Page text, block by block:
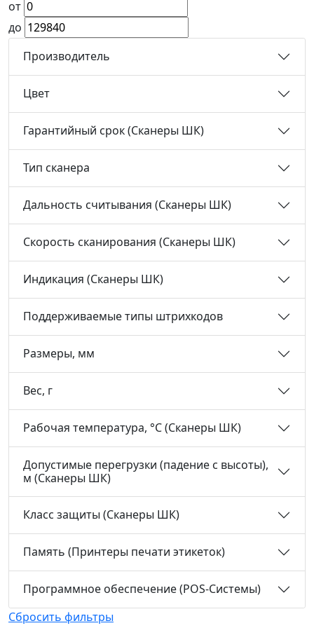
от
до
Производитель
Цвет
Гарантийный срок (Сканеры ШК)
Тип сканера
Дальность считывания (Сканеры ШК)
Скорость сканирования (Сканеры ШК)
Индикация (Сканеры ШК)
Поддерживаемые типы штрихкодов
Размеры, мм
Вес, г
Рабочая температура, °С (Сканеры ШК)
Допустимые перегрузки (падение с высоты),
м (Сканеры ШК)
Класс защиты (Сканеры ШК)
Память (Принтеры печати этикеток)
Программное обеспечение (POS-Системы)
Сбросить фильтры